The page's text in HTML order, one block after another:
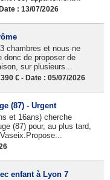
: 13/07/2026
chambres et nous ne
donc de proposer de
sur plusieurs...
€ - Date : 05/07/2026
(87) - Urgent
et 16ans) cherche
(87) pour, au plus tard,
enfant à Lyon 7